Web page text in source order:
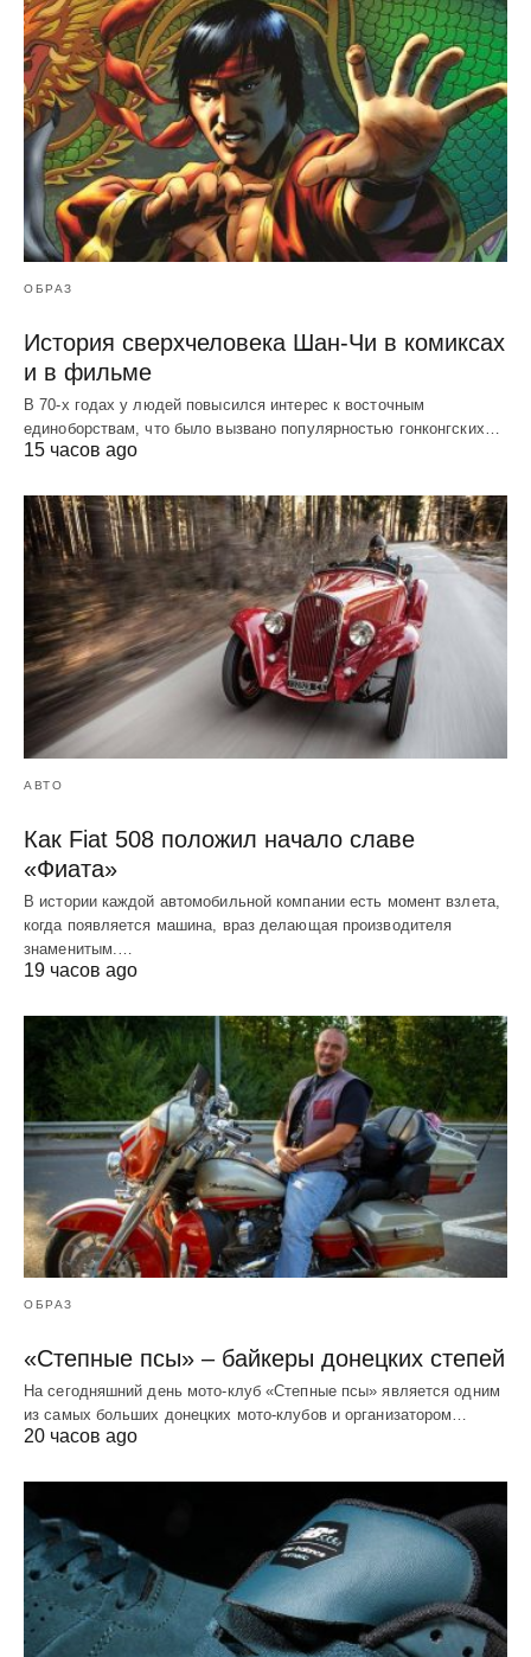
ОБРАЗ
История сверхчеловека Шан-Чи в комиксах
и в фильме
В 70-х годах у людей повысился интерес к восточным
единоборствам, что было вызвано популярностью гонконгских…
15 часов ago
АВТО
Как Fiat 508 положил начало славе
«Фиата»
В истории каждой автомобильной компании есть момент взлета,
когда появляется машина, враз делающая производителя
знаменитым.…
19 часов ago
ОБРАЗ
«Степные псы» – байкеры донецких степей
На сегодняшний день мото-клуб «Степные псы» является одним
из самых больших донецких мото-клубов и организатором…
20 часов ago